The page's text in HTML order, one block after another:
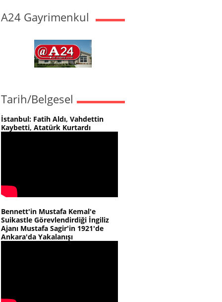
A24 Gayrimenkul
Tarih/Belgesel
İstanbul: Fatih Aldı, Vahdettin
Kaybetti, Atatürk Kurtardı
Bennett'in Mustafa Kemal'e
Suikastle Görevlendirdiği İngiliz
Ajanı Mustafa Sagir'in 1921'de
Ankara'da Yakalanışı